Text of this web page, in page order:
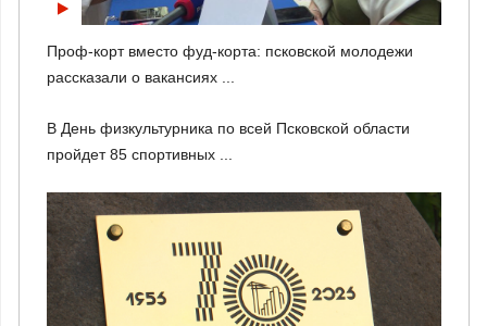
Проф-корт вместо фуд-корта: псковской молодежи
рассказали о вакансиях ...
В День физкультурника по всей Псковской области
пройдет 85 спортивных ...